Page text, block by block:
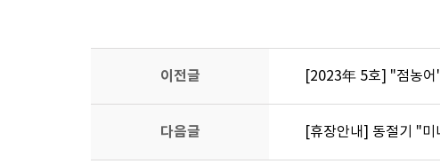
이전글 [2023年 5호] "점농
다음글 [휴장안내] 동절기 "